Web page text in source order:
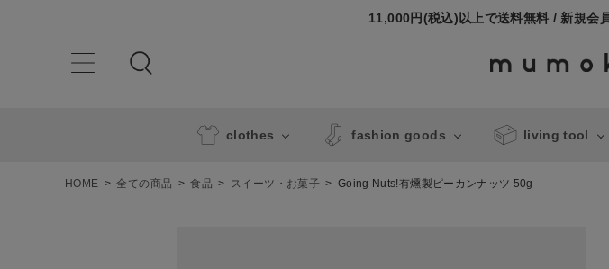
11,000円(税込)以上で送料無料 / 新規会
clothes fashion goods living tool
HOME 全ての商品 食品 スイーツ・お菓子 Going Nuts!有燻製ピーカンナッツ 50g